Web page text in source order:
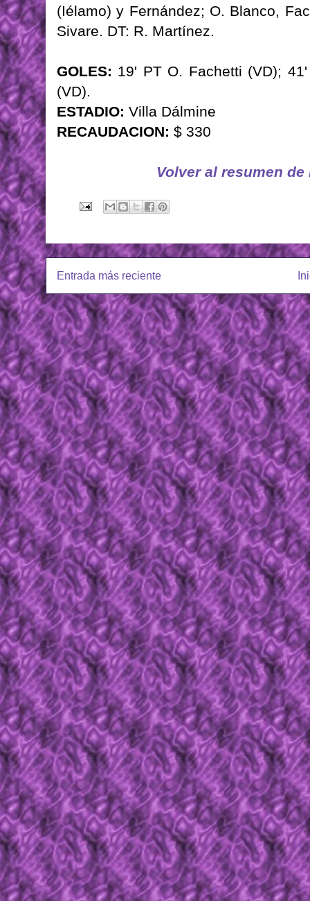
(Iélamo) y Fernández; O. Blanco,
Sivare. DT: R. Martínez.
GOLES: 19' PT O. Fachetti (VD);
(VD).
ESTADIO: Villa Dálmine
RECAUDACION: $ 330
Volver al resumen
Entrada más reciente